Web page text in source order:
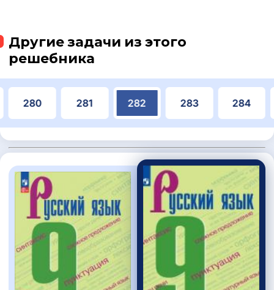
Другие задачи из этого
решебника
280 281 282 283 284